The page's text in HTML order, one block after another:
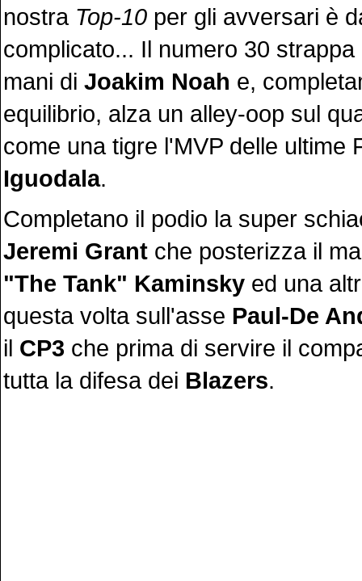
nostra Top-10 per gli avversari è
complicato... Il numero 30 strappa
mani di Joakim Noah e,
equilibrio, alza un alley-oop sul
come una tigre l'MVP delle ultime
Iguodala.
Completano il podio la super
Jeremi Grant che posterizza il
"The Tank" Kaminsky ed una
questa volta sull'asse Paul-De
il CP3 che prima di servire il
tutta la difesa dei Blazers.